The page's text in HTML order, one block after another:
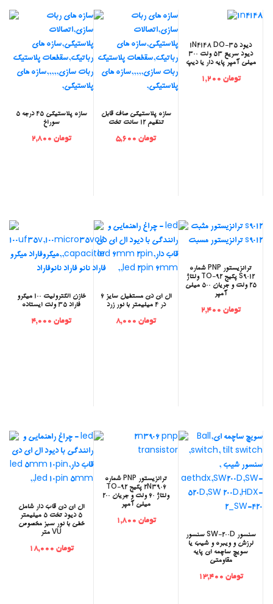
سازه پلاستیکی 45 درجه 5
سوراخ
تومان 2,800
‫سازه پلاستیکی صاف قابل
تنظیم 12 سانت تخت
تومان 5,600
‫دیود 1N4148 DO-35
دیود سریع 53 ولت 300
میلی آمپر پایه دار یا دیپ
تومان 1,200
‫خازن الکترولیت 100 میکرو
فاراد 35 ولت ایستاده
تومان 4,000
‫ال ای دی مستطیل سایز 6
در 4 میلیمتر با نور زرد
تومان 8,000
‫ترانزیستور PNP شماره
S9012 پکیج TO-92 ولتاژ
25 ولت و جریان 500 میلی
آمپر
تومان 2,400
‫ال ای دی قاب دار شامل
5 دیود تخت 5 میلیمتر
خطی با نور سبز مخصوص
VU متر
تومان 18,000
‫ترانزیستور PNP شماره
2N3906 پکیج TO-92
ولتاژ 60 ولت و جریان 200
میلی آمپر
تومان 1,800
‫سنسور SW-200D سنسور
لرزش و ویبره و شیب یا
سویچ ساچمه ای پایه
مقاومتی
تومان 13,400